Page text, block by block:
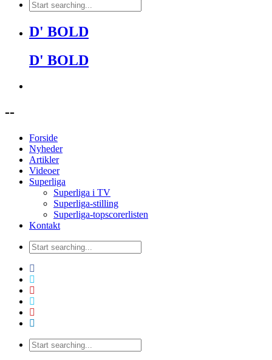
D' BOLD
D' BOLD
--
Forside
Nyheder
Artikler
Videoer
Superliga
Superliga i TV
Superliga-stilling
Superliga-topscorerlisten
Kontakt